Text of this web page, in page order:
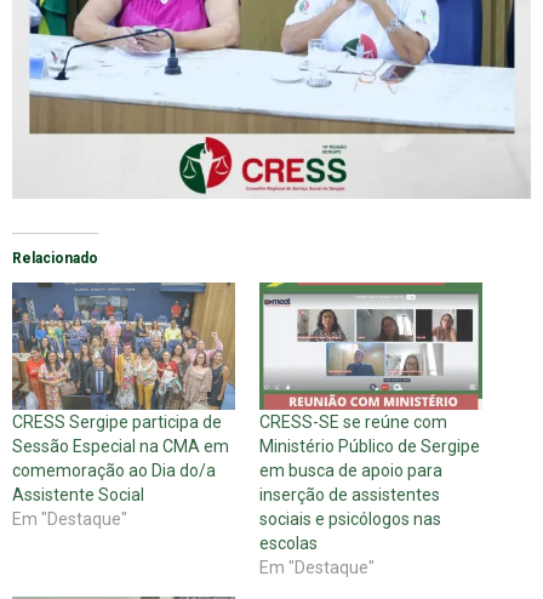
Relacionado
CRESS Sergipe participa de
Sessão Especial na CMA em
comemoração ao Dia do/a
Assistente Social
Em "Destaque"
CRESS-SE se reúne com
Ministério Público de Sergipe
em busca de apoio para
inserção de assistentes
sociais e psicólogos nas
escolas
Em "Destaque"